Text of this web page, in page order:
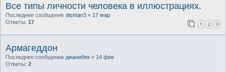
Все типы личности человека в иллюстрациях.
Последнее сообщение disman3 « 17 мар
Ответы: 17 1 2 3
Армагеддон
Последнее сообщение джанибек « 14 фев
Ответы: 2